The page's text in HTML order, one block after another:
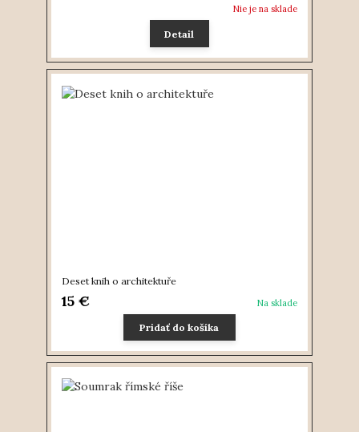
Nie je na sklade
Detail
Deset knih o architektuře
15 € Na sklade
Pridať do košíka